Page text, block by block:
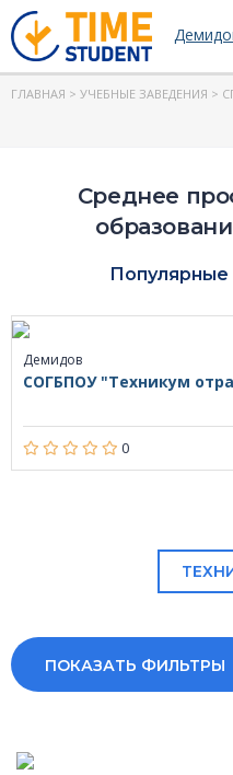
ГЛАВНАЯ > УЧЕБНЫЕ ЗАВЕДЕНИЯ >
Среднее
Демидов
СОГБПОУ "Техникум
0
ПОКАЗАТЬ ФИЛЬТРЫ